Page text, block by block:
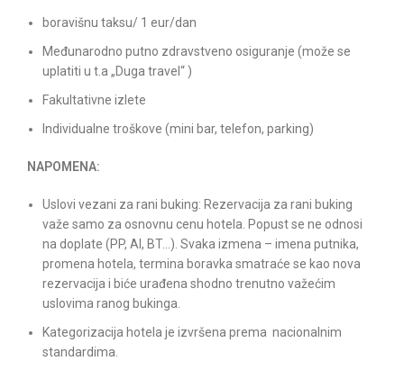
boravišnu taksu/ 1 eur/dan
Međunarodno putno zdravstveno osiguranje (može se
uplatiti u t.a „Duga travel“ )
Fakultativne izlete
Individualne troškove (mini bar, telefon, parking)
NAPOMENA:
Uslovi vezani za rani buking: Rezervacija za rani buking
važe samo za osnovnu cenu hotela. Popust se ne odnosi
na doplate (PP, AI, BT…). Svaka izmena – imena putnika,
promena hotela, termina boravka smatraće se kao nova
rezervacija i biće urađena shodno trenutno važećim
uslovima ranog bukinga.
Kategorizacija hotela je izvršena prema nacionalnim
standardima.